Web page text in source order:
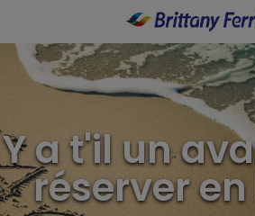
Aller-retour Journée
Guides de Voyage
Y a t'il un
réserver